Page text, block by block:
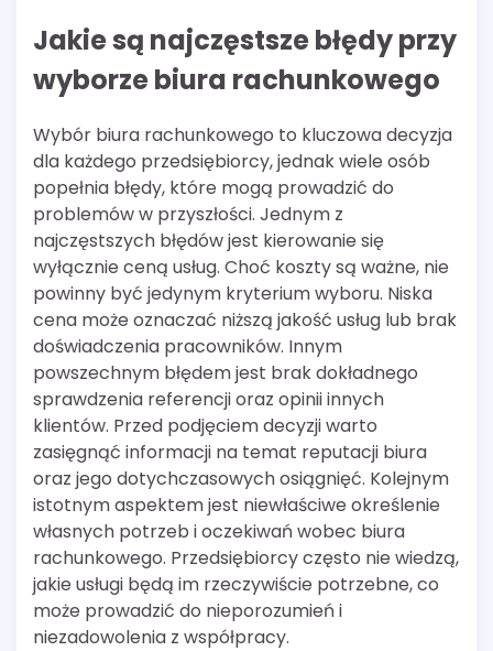
Jakie są najczęstsze błędy przy
wyborze biura rachunkowego
Wybór biura rachunkowego to kluczowa decyzja
dla każdego przedsiębiorcy, jednak wiele osób
popełnia błędy, które mogą prowadzić do
problemów w przyszłości. Jednym z
najczęstszych błędów jest kierowanie się
wyłącznie ceną usług. Choć koszty są ważne, nie
powinny być jedynym kryterium wyboru. Niska
cena może oznaczać niższą jakość usług lub brak
doświadczenia pracowników. Innym
powszechnym błędem jest brak dokładnego
sprawdzenia referencji oraz opinii innych
klientów. Przed podjęciem decyzji warto
zasięgnąć informacji na temat reputacji biura
oraz jego dotychczasowych osiągnięć. Kolejnym
istotnym aspektem jest niewłaściwe określenie
własnych potrzeb i oczekiwań wobec biura
rachunkowego. Przedsiębiorcy często nie wiedzą,
jakie usługi będą im rzeczywiście potrzebne, co
może prowadzić do nieporozumień i
niezadowolenia z współpracy.